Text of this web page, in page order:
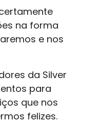
na forma
e nos
da Silver
para
que nos
felizes.